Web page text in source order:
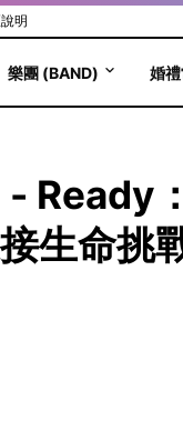
明
樂團 (BAND) 婚
Ready
生命挑